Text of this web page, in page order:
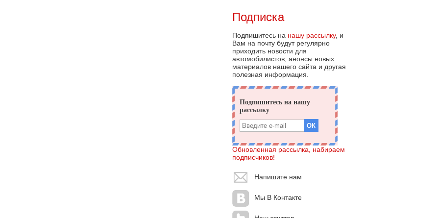
Подписка
Подпишитесь на нашу рассылку, и
Вам на почту будут регулярно
приходить новости для
автомобилистов, анонсы новых
материалов нашего сайта и другая
полезная информация.
Обновленная рассылка, набираем
подписчиков!
Напишите нам
Мы В Контакте